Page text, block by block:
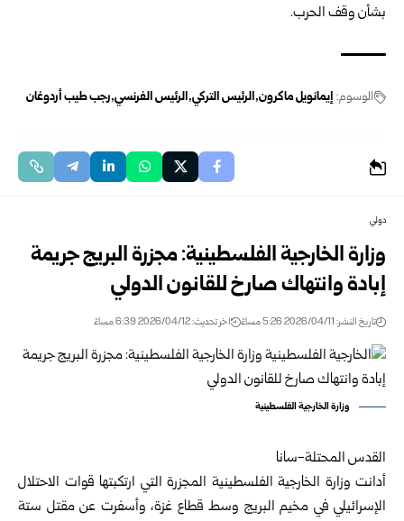
بشأن وقف الحرب.
الوسوم: إيمانويل ماكرون الرئيس التركي الرئيس الفرنسي رجب طيب أردوغان
دولي
وزارة الخارجية الفلسطينية: مجزرة البريج جريمة
إبادة وانتهاك صارخ للقانون الدولي
تاريخ النشر: 2026/04/11 5:26 مساءً اخر تحديث: 2026/04/12 6:39 مساءً
وزارة الخارجية الفلسطينية
القدس المحتلة-سانا
أدانت وزارة الخارجية الفلسطينية المجزرة التي ارتكبتها قوات الاحتلال
الإسرائيلي في مخيم البريج وسط قطاع غزة، وأسفرت عن مقتل ستة